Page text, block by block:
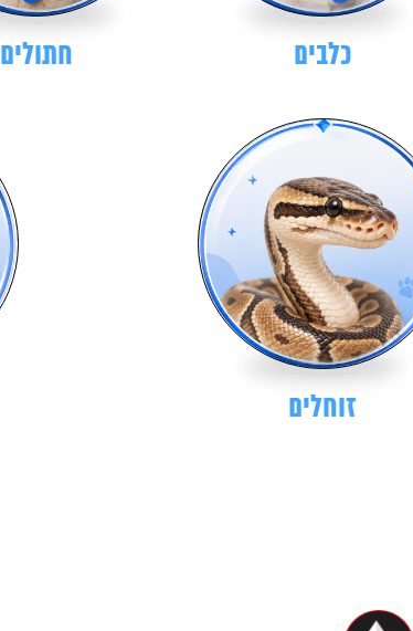
כלבים חתולים
זוחלים